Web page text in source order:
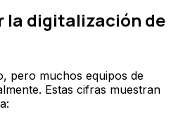
la digitalización de
pero muchos equipos de
Estas cifras muestran